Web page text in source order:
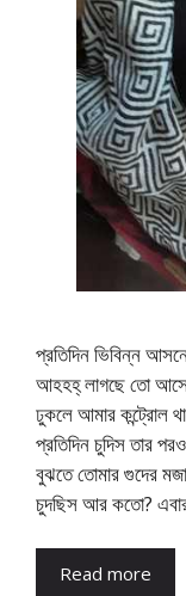
প্রতিদিন ভিবিন্ন
আহহহ্ লাগছে তো
ঢুকলে আমার কন্ট্রোল
প্রতিদিন চুদিস তার
বুঝতে তোমার গুদের
চুদছিস আর কতো?
Read more